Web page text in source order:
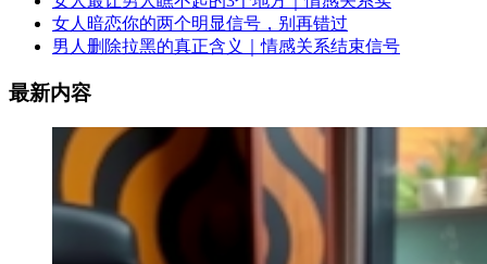
女人暗恋你的两个明显信号，别再错过
男人删除拉黑的真正含义｜情感关系结束信号
最新内容